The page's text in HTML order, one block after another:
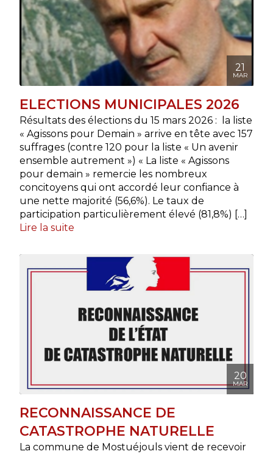
21
MAR
ELECTIONS MUNICIPALES 2026
Résultats des élections du 15 mars 2026 : la liste
« Agissons pour Demain » arrive en tête avec 157
suffrages (contre 120 pour la liste « Un avenir
ensemble autrement ») « La liste « Agissons
pour demain » remercie les nombreux
concitoyens qui ont accordé leur confiance à
une nette majorité (56,6%). Le taux de
participation particulièrement élevé (81,8%) […]
Lire la suite
20
MAR
RECONNAISSANCE DE
CATASTROPHE NATURELLE
La commune de Mostuéjouls vient de recevoir